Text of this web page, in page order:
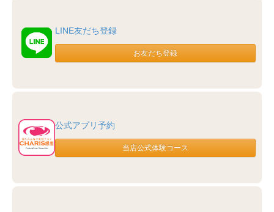
LINE友だち登録
公式アプリ予約